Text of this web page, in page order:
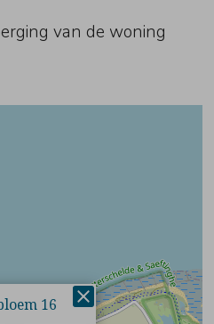
van de woning
16